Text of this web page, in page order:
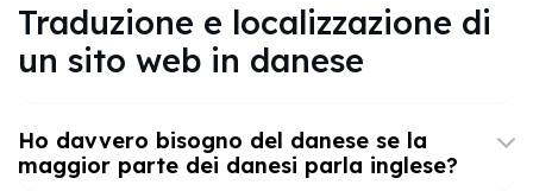
Traduzione e localizzazione di
un sito web in danese
Ho davvero bisogno del danese se la
maggior parte dei danesi parla inglese?